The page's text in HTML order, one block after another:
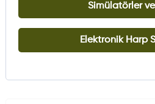
Simülatörler
Elektronik Harp